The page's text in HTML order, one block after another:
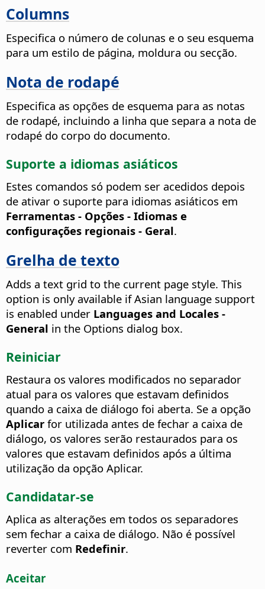
Columns
Especifica o número de colunas e o seu esquema
para um estilo de página, moldura ou secção.
Nota de rodapé
Especifica as opções de esquema para as notas
de rodapé, incluindo a linha que separa a nota de
rodapé do corpo do documento.
Suporte a idiomas asiáticos
Estes comandos só podem ser acedidos depois
de ativar o suporte para idiomas asiáticos em
Ferramentas - Opções - Idiomas e
configurações regionais - Geral.
Grelha de texto
Adds a text grid to the current page style. This
option is only available if Asian language support
is enabled under Languages and Locales -
General in the Options dialog box.
Reiniciar
Restaura os valores modificados no separador
atual para os valores que estavam definidos
quando a caixa de diálogo foi aberta. Se a opção
Aplicar for utilizada antes de fechar a caixa de
diálogo, os valores serão restaurados para os
valores que estavam definidos após a última
utilização da opção Aplicar.
Candidatar-se
Aplica as alterações em todos os separadores
sem fechar a caixa de diálogo. Não é possível
reverter com Redefinir.
Aceitar